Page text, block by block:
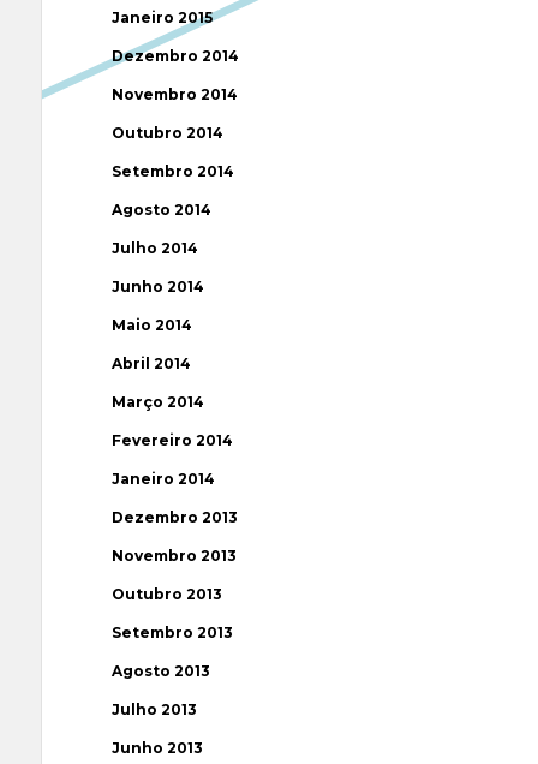
Janeiro 2015
Dezembro 2014
Novembro 2014
Outubro 2014
Setembro 2014
Agosto 2014
Julho 2014
Junho 2014
Maio 2014
Abril 2014
Março 2014
Fevereiro 2014
Janeiro 2014
Dezembro 2013
Novembro 2013
Outubro 2013
Setembro 2013
Agosto 2013
Julho 2013
Junho 2013